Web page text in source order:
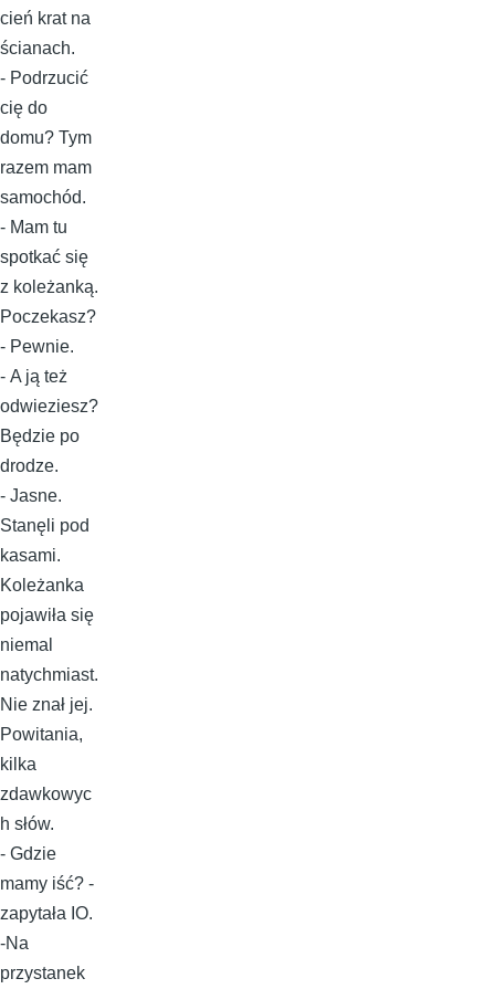
cień krat na
ścianach.
- Podrzucić
cię do
domu? Tym
razem mam
samochód.
- Mam tu
spotkać się
z koleżanką.
Poczekasz?
- Pewnie.
- A ją też
odwieziesz?
Będzie po
drodze.
- Jasne.
Stanęli pod
kasami.
Koleżanka
pojawiła się
niemal
natychmiast.
Nie znał jej.
Powitania,
kilka
zdawkowyc
h słów.
- Gdzie
mamy iść? -
zapytała IO.
-Na
przystanek